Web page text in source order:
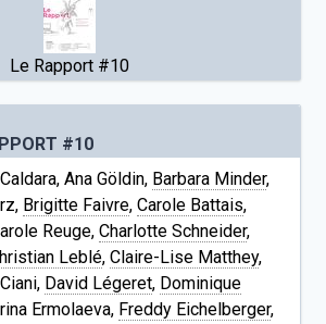
Le Rapport #10
#10
Ana Göldin, Barbara Minder,
Brigitte Faivre, Carole Battais,
Reuge, Charlotte Schneider,
Leblé, Claire-Lise Matthey,
David Légeret, Dominique
Ermolaeva, Freddy Eichelberger,